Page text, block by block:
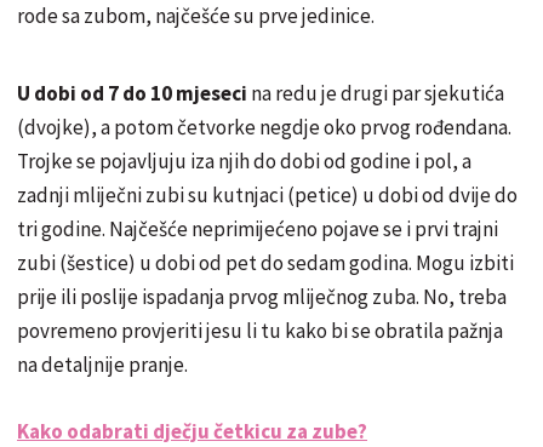
rode sa zubom, najčešće su prve jedinice.
U dobi od 7 do 10 mjeseci na redu je drugi par sjekutića
(dvojke), a potom četvorke negdje oko prvog rođendana.
Trojke se pojavljuju iza njih do dobi od godine i pol, a
zadnji mliječni zubi su kutnjaci (petice) u dobi od dvije do
tri godine. Najčešće neprimijećeno pojave se i prvi trajni
zubi (šestice) u dobi od pet do sedam godina. Mogu izbiti
prije ili poslije ispadanja prvog mliječnog zuba. No, treba
povremeno provjeriti jesu li tu kako bi se obratila pažnja
na detaljnije pranje.
Kako odabrati dječju četkicu za zube?